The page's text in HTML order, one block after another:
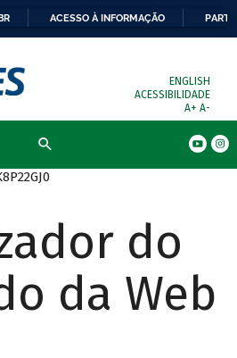
ACESSO À INFORMAÇÃO
ENGLISH
ACESSIBILIDADE
A+ A-
do
da Web